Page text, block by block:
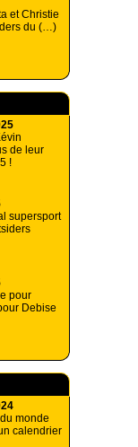
et Christie
du (…)
de leur
!
supersport
pour
Debise
monde
calendrier